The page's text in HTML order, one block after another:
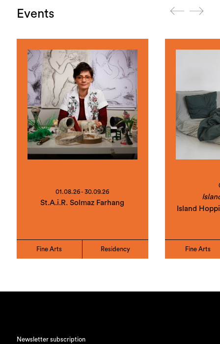
Events
01.08.26 - 30.09.26
St.A.i.R. Solmaz Farhang
Fine Arts Residency
Island
Fine Arts
Newsletter subscription